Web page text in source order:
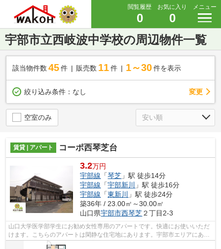
閲覧履歴
0
お気に入り
0
メニュー
宇部市立西岐波中学校の周辺物件一覧
該当物件数 45件 販売数 11 件 1～30 件を表示
絞り込み条件： なし 変更
空室のみ
賃貸 | アパート コーポ西琴芝台
3.2万円
宇部線 「琴芝 」駅 徒歩14分
宇部線 「宇部新川
」駅 徒歩16分
宇部線 「東新川
」駅 徒歩24分
築36年 / 23.00㎡～30.00㎡
山口県宇部市西琴芝２丁目2-3
山口大学医学部学生にお勧め女性専用のアパートです。快適にお使いいただ
けます。こちらのアパートは閑静な住宅地にあります。宇部市エリアにある
賃貸情報のことなら、地域に密着した...